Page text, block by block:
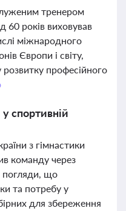
тренером
60 років виховував
міжнародного
Європи і світу,
професійного
спортивній
з гімнастики
команду через
погляди, що
та потребу у
для збереження